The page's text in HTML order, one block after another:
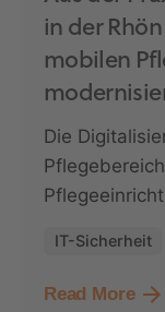
in der
mobilen
Die
IT-Sicherheit
Read More